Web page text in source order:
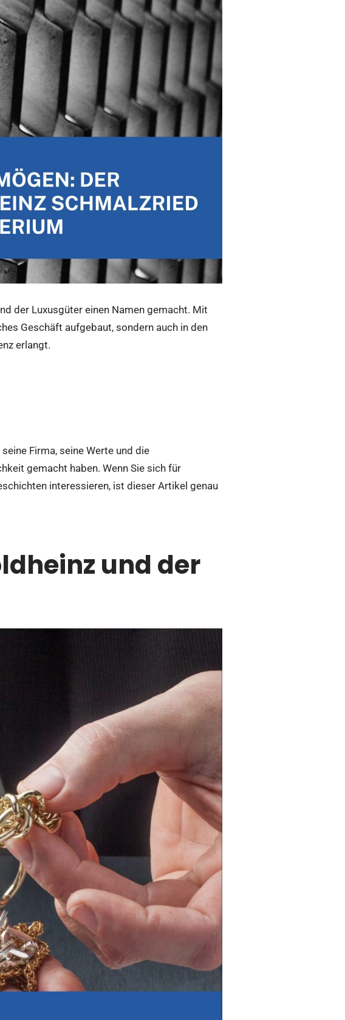
der Luxusgüter einen Namen gemacht. Mit
Geschäft aufgebaut, sondern auch in den
erlangt.
Firma, seine Werte und die
gemacht haben. Wenn Sie sich für
interessieren, ist dieser Artikel genau
und der